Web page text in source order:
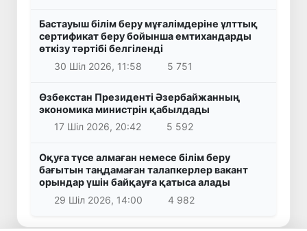
Бастауыш білім беру мұғалімдеріне ұлттық
сертификат беру бойынша емтихандарды
өткізу тәртібі белгіленді
30 Шіл 2026, 11:58
5 751
Өзбекстан Президенті Әзербайжанның
экономика министрін қабылдады
17 Шіл 2026, 20:42
5 592
Оқуға түсе алмаған немесе білім беру
бағытын таңдамаған талапкерлер вакант
орындар үшін байқауға қатыса алады
29 Шіл 2026, 14:00
4 982